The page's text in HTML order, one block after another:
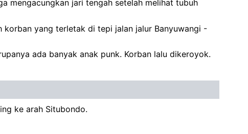
mengacungkan jari tengah setelah melihat tubuh
yang terletak di tepi jalan jalur Banyuwangi -
ada banyak anak punk. Korban lalu dikeroyok.
ke arah Situbondo.